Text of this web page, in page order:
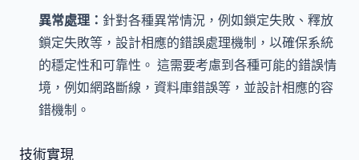
異常處理： 針對各種異常情況，例如鎖定失敗、釋放
鎖定失敗等，設計相應的錯誤處理機制，以確保系統
的穩定性和可靠性。 這需要考慮到各種可能的錯誤情
境，例如網路斷線，資料庫錯誤等，並設計相應的容
錯機制。
技術實現